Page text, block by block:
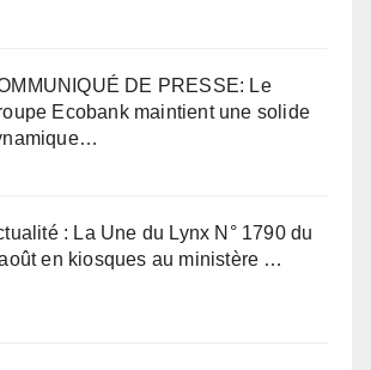
DE PRESSE: Le
Ecobank maintient une solide
: La Une du Lynx N° 1790 du
en kiosques au ministère …